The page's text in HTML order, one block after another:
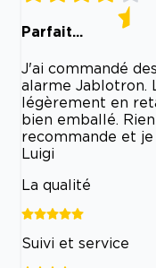
Parfait...
J'ai commandé
alarme Jablotron.
légèrement en
bien emballé.
recommande et je
Luigi
La qualité
Suivi et service